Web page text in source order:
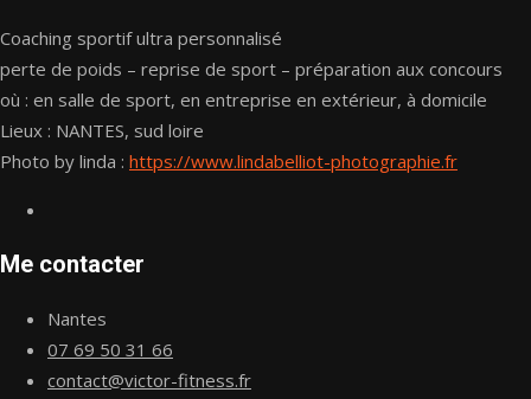
Coaching sportif ultra personnalisé
perte de poids – reprise de sport – préparation aux concours
où : en salle de sport, en entreprise en extérieur, à domicile
Lieux : NANTES, sud loire
Photo by linda : https://www.lindabelliot-photographie.fr
Me contacter
Nantes
07 69 50 31 66
contact@victor-fitness.fr